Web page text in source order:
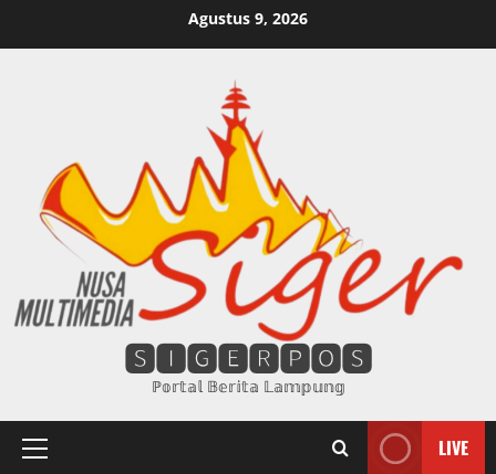
Agustus 9, 2026
🆂🅸🅶🅴🆁🅿🅾🆂
ℙ𝕠𝕣𝕥𝕒𝕝 𝔹𝕖𝕣𝕚𝕥𝕒 𝕃𝕒𝕞𝕡𝕦𝕟𝕘
Primary
LIVE